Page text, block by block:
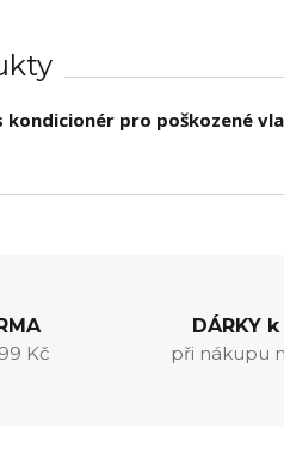
kondicionér pro poškozené
Kč
DÁRKY
při nákupu